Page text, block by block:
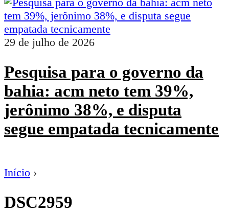
29 de julho de 2026
Pesquisa para o governo da
bahia: acm neto tem 39%,
jerônimo 38%, e disputa
segue empatada tecnicamente
Início ›
DSC2959